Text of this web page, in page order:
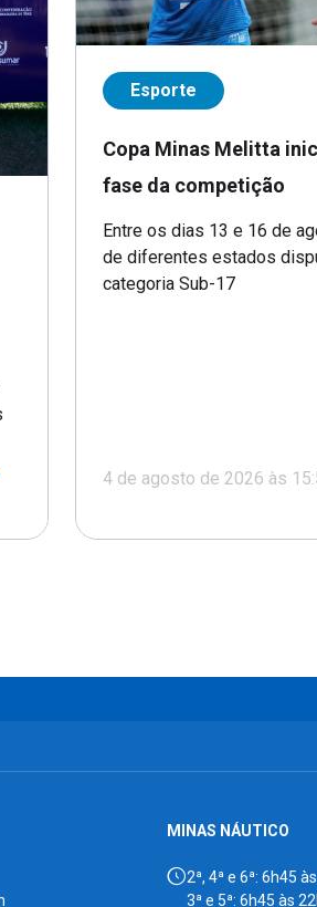
Esporte
Copa Minas Melitta
fase da competição
Entre os dias 13 e 16 de
de diferentes estados
categoria Sub-17
4 de agosto de 2026 às
MINAS NÁUTICO
2ª, 4ª e 6ª: 6h45 às
3ª e 5ª: 6h45 às 22h